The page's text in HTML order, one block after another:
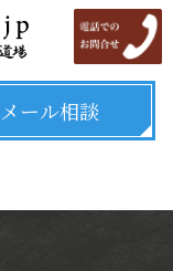
メール相談